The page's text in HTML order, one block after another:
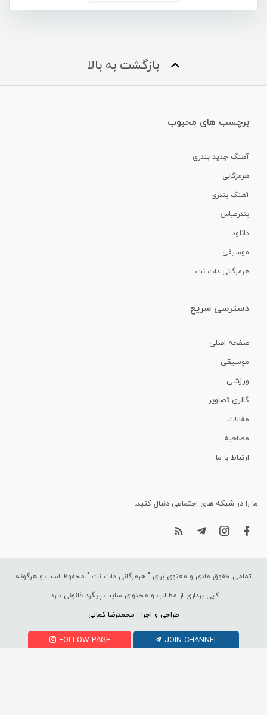
بازگشت به بالا
برچسب های محبوب
آهنگ جدید بندری
هرمزگانی
آهنگ بندری
بندرعباس
دانلود
موسیقی
هرمزگانی دات نت
دسترسی سریع
صفحه اصلی
موسیقی
ورزشی
گالری تصاویر
مقالات
مصاحبه
ارتباط با ما
ما را در شبکه های اجتماعی دنبال کنید.
تمامی حقوق مادی و معنوی برای " هرمزگانی دات نت " محفوظ است و هرگونه
کپی برداری از مطالب و محتوای سایت پیگرد قانونی دارد.
طراحی و اجرا : محمدرضا کمالی
FOLLOW PAGE JOIN CHANNEL